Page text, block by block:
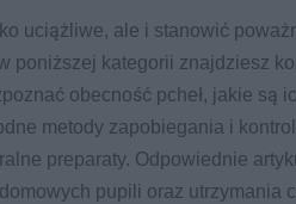
uciążliwe, ale i stanowić
poniższej kategorii znajdziesz
obecność pcheł, jakie są
metody zapobiegania i
preparaty. Odpowiednie
pupili oraz utrzymania